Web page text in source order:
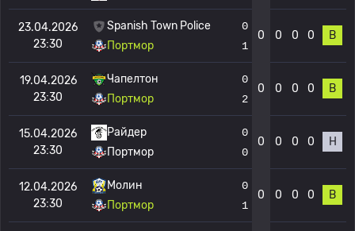
23.04.2026
23:30
Spanish Town Police
Портмор
0
1
0 0 0 0 В
19.04.2026
23:30
Чапелтон
Портмор
0
2
0 0 0 0 В
15.04.2026
23:30
Райдер
Портмор
0
0
0 0 0 0 Н
12.04.2026
23:30
Молин
Портмор
0
1
0 0 0 0 В